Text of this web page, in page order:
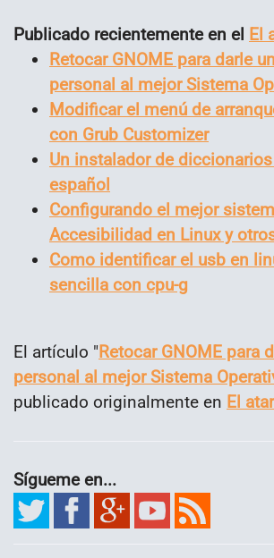
Publicado recientemente en el El
Retocar GNOME para darle
personal al mejor Sistema
Modificar el menú de
con Grub Customizer
Un instalador de diccionarios
español
Configurando el mejor
Accesibilidad en Linux y
Como identificar el usb en
sencilla con cpu-g
El artículo "Retocar GNOME para
personal al mejor Sistema
publicado originalmente en El
Sígueme en...